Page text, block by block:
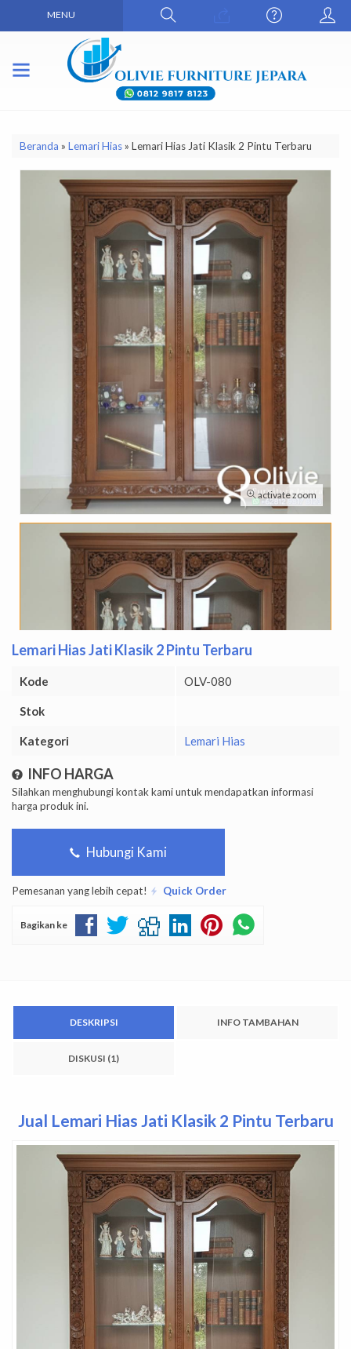
MENU
Beranda » Lemari Hias» Lemari Hias Jati Klasik 2 Pintu Terbaru
activate zoom
Lemari Hias Jati Klasik 2 Pintu Terbaru
Kode OLV-080
Stok
Kategori Lemari Hias
INFO HARGA
Silahkan menghubungi kontak kami untuk mendapatkan informasi
harga produk ini.
Hubungi Kami
Pemesanan yang lebih cepat! Quick Order
Bagikan ke
DESKRIPSI INFO TAMBAHAN
DISKUSI (1)
Jual Lemari Hias Jati Klasik 2 Pintu Terbaru